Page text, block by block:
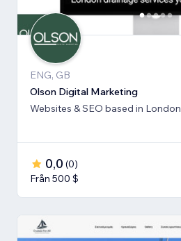
ENG, GB
Olson Digital Marketing
Websites & SEO based in London
0,0 (0)
Från 500 $